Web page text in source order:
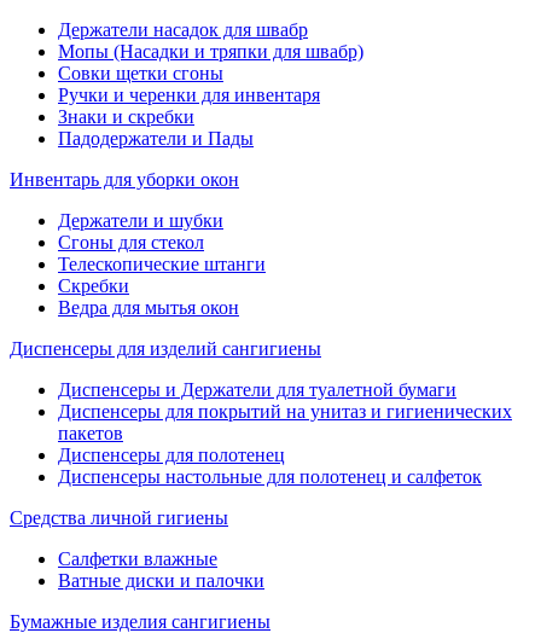
Держатели насадок для швабр
Мопы (Насадки и тряпки для швабр)
Совки щетки сгоны
Ручки и черенки для инвентаря
Знаки и скребки
Падодержатели и Пады
Инвентарь для уборки окон
Держатели и шубки
Сгоны для стекол
Телескопические штанги
Скребки
Ведра для мытья окон
Диспенсеры для изделий сангигиены
Диспенсеры и Держатели для туалетной бумаги
Диспенсеры для покрытий на унитаз и гигиенических
пакетов
Диспенсеры для полотенец
Диспенсеры настольные для полотенец и салфеток
Средства личной гигиены
Салфетки влажные
Ватные диски и палочки
Бумажные изделия сангигиены